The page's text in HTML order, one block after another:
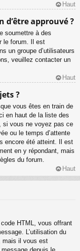
Haut
d’être approuvé ?
soumettre à des
le forum. Il est
un groupe d’utilisateurs
veuillez contacter un
Haut
?
vous êtes en train de
en haut de la liste des
si vous ne voyez pas ce
ou le temps d’attente
encore été atteint. Il est
en y répondant, mais
du forum.
Haut
HTML, vous offrant
L’utilisation du
mais il vous est